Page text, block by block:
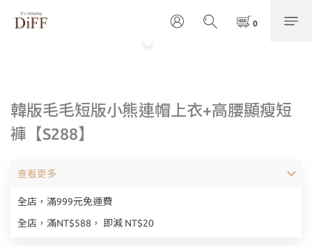
韓版毛毛短版小熊連帽上衣+高腰顯瘦短
褲【S288】
全店，滿999元免運費
全店，滿NT$588， 即減 NT$20
查看更多